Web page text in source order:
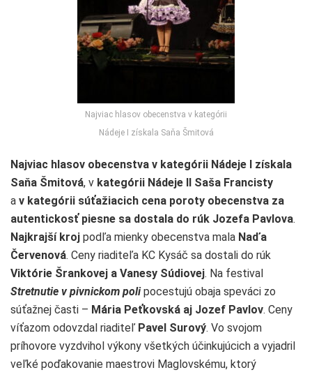
Najviac hlasov obecenstva v kategórii
Nádeje I získala Saňa Šmitová
Najviac hlasov obecenstva v kategórii Nádeje I získala
Saňa Šmitová, v kategórii Nádeje II Saša Francisty
a v kategórii súťažiacich cena poroty obecenstva za
autentickosť piesne sa dostala do rúk Jozefa Pavlova.
Najkrajší kroj podľa mienky obecenstva mala Naďa
Červenová. Ceny riaditeľa KC Kysáč sa dostali do rúk
Viktórie Šrankovej a Vanesy Súdiovej. Na festival
Stretnutie v pivnickom polipocestujú obaja speváci zo
súťažnej časti – Mária Peťkovská aj Jozef Pavlov. Ceny
víťazom odovzdal riaditeľ Pavel Surový. Vo svojom
príhovore vyzdvihol výkony všetkých účinkujúcich a vyjadril
veľké poďakovanie maestrovi Maglovskému, ktorý